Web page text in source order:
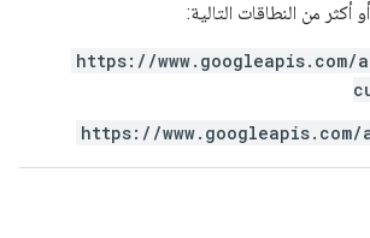
أكثر من النطاقات التالية:
https://www.googleapis.com/
https://www.googleapis.com/